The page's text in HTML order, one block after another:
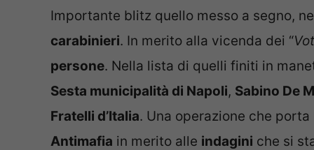
Importante blitz quello messo a segno,
carabinieri. In merito alla vicenda dei “
persone. Nella lista di quelli finiti in
Sesta municipalità di Napoli, Sabino De
Fratelli d’Italia. Una operazione che
Antimafia in merito alle indagini che si